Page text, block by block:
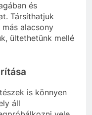
és
Társíthatjuk
alacsony
ültethetünk mellé
is könnyen
áll